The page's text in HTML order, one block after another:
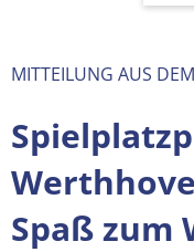
MITTEILUNG AUS
Spaß zum